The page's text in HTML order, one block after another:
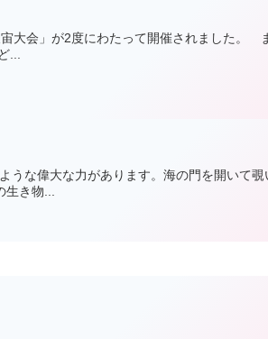
大会」が2度にわたって開催されました。
...
うな偉大な力があります。海の門を開いて覗
き物...